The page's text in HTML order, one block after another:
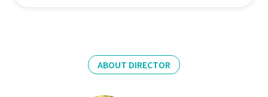
ABOUT DIRECTOR